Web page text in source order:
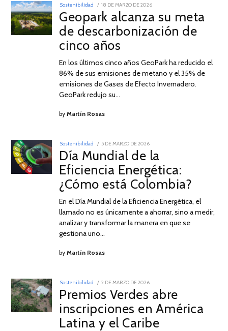
Sostenibilidad
POSTED
ON
18 DE MARZO DE 2026
MARZO
DE
2026
Geopark alcanza su meta
de descarbonización de
cinco años
En los últimos cinco años GeoPark ha reducido el
86% de sus emisiones de metano y el 35% de
emisiones de Gases de Efecto Invernadero.
GeoPark redujo su…
byMartín Rosas
Sostenibilidad
POSTED
5 DE MARZO DE 2026
DE
MARZO
DE
2026
Día Mundial de la
Eficiencia Energética:
¿Cómo está Colombia?
En el Día Mundial de la Eficiencia Energética, el
llamado no es únicamente a ahorrar, sino a medir,
analizar y transformar la manera en que se
gestiona uno…
byMartín Rosas
Sostenibilidad
POSTED
2 DE MARZO DE 2026
MARZO
DE
2026
Premios Verdes abre
inscripciones en América
Latina y el Caribe